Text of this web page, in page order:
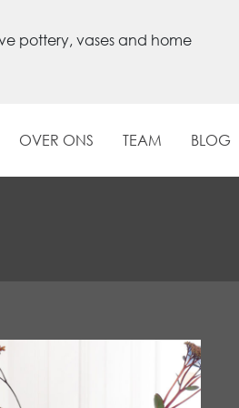
pottery, vases and home
OVER ONS TEAM BLOG